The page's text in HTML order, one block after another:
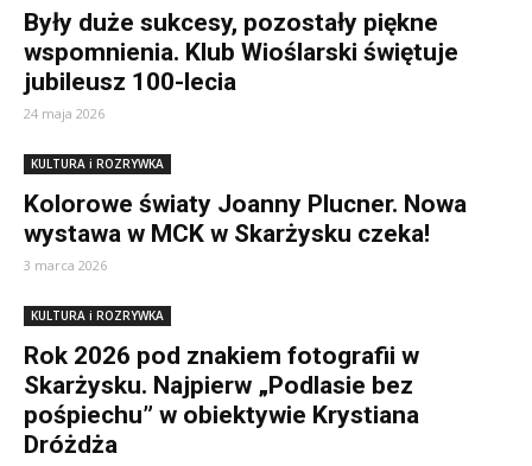
Były duże sukcesy, pozostały piękne
wspomnienia. Klub Wioślarski świętuje
jubileusz 100-lecia
24 maja 2026
KULTURA i ROZRYWKA
Kolorowe światy Joanny Plucner. Nowa
wystawa w MCK w Skarżysku czeka!
3 marca 2026
KULTURA i ROZRYWKA
Rok 2026 pod znakiem fotografii w
Skarżysku. Najpierw „Podlasie bez
pośpiechu” w obiektywie Krystiana
Dróżdża